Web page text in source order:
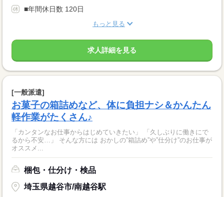
■年間休日数 120日
もっと見る
求人詳細を見る
[一般派遣]
お菓子の箱詰めなど、体に負担ナシ＆かんたん
軽作業がたくさん♪
「カンタンなお仕事からはじめていきたい」 「久しぶりに働きにで
るから不安…」 そんな方には おかしの”箱詰め”や”仕分け”のお仕事が
オススメ...
梱包・仕分け・検品
埼玉県越谷市/南越谷駅